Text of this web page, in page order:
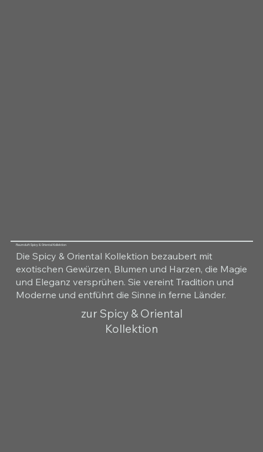
Raumduft Spicy & Oriental Kollektion
Die Spicy & Oriental Kollektion bezaubert mit
exotischen Gewürzen, Blumen und Harzen, die Magie
und Eleganz versprühen. Sie vereint Tradition und
Moderne und entführt die Sinne in ferne Länder.
zur Spicy & Oriental
Kollektion